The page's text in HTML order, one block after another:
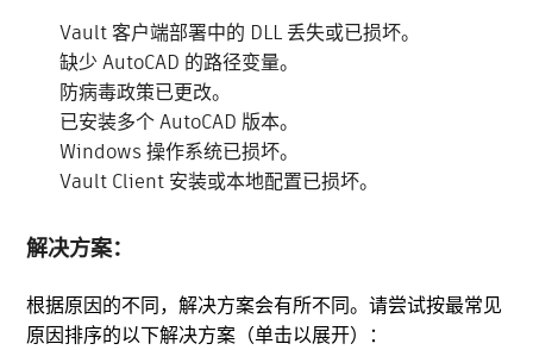
Vault 客户端部署中的 DLL 丢失或已损坏。
缺少 AutoCAD 的路径变量。
防病毒政策已更改。
已安装多个 AutoCAD 版本。
Windows 操作系统已损坏。
Vault Client 安装或本地配置已损坏。
解决方案：
根据原因的不同，解决方案会有所不同。请尝试按最常见
原因排序的以下解决方案（单击以展开）：